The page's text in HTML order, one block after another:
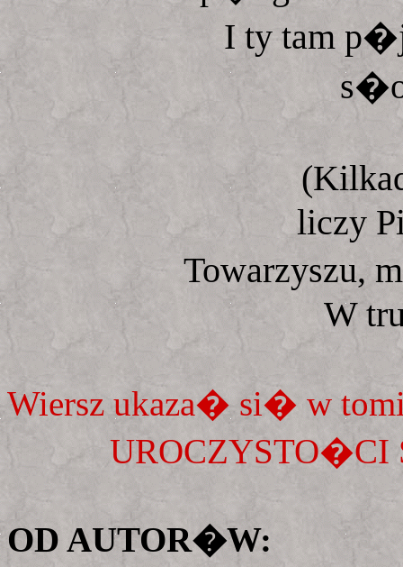
I ty tam
liczy
Towarzyszu,
W
Wiersz ukaza� si� w
UROCZYSTO�CI
OD AUTOR�W: